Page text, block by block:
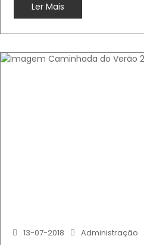
Ler Mais
13-07-2018
Administração